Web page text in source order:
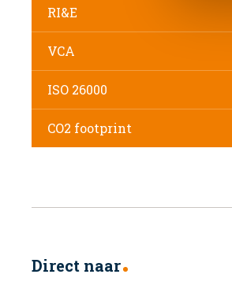
RI&E
VCA
ISO 26000
CO2 footprint
Direct naar